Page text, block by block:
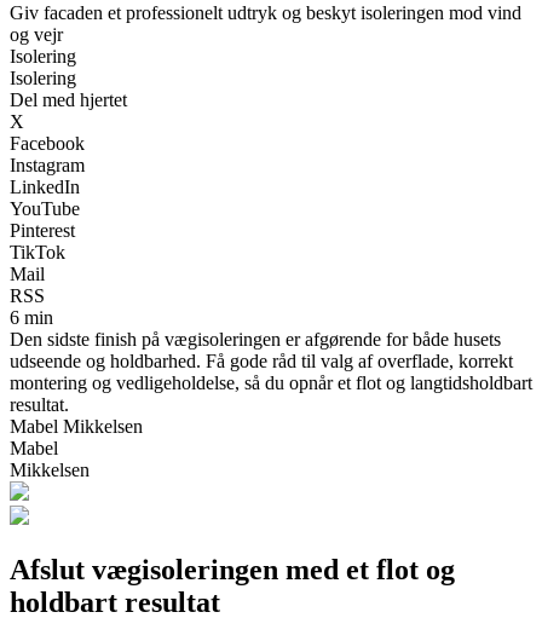
Giv facaden et professionelt udtryk og beskyt isoleringen mod vind
og vejr
Isolering
Isolering
Del med hjertet
X
Facebook
Instagram
LinkedIn
YouTube
Pinterest
TikTok
Mail
RSS
6 min
Den sidste finish på vægisoleringen er afgørende for både husets
udseende og holdbarhed. Få gode råd til valg af overflade, korrekt
montering og vedligeholdelse, så du opnår et flot og langtidsholdbart
resultat.
Mabel Mikkelsen
Mabel
Mikkelsen
Afslut vægisoleringen med et flot og
holdbart resultat